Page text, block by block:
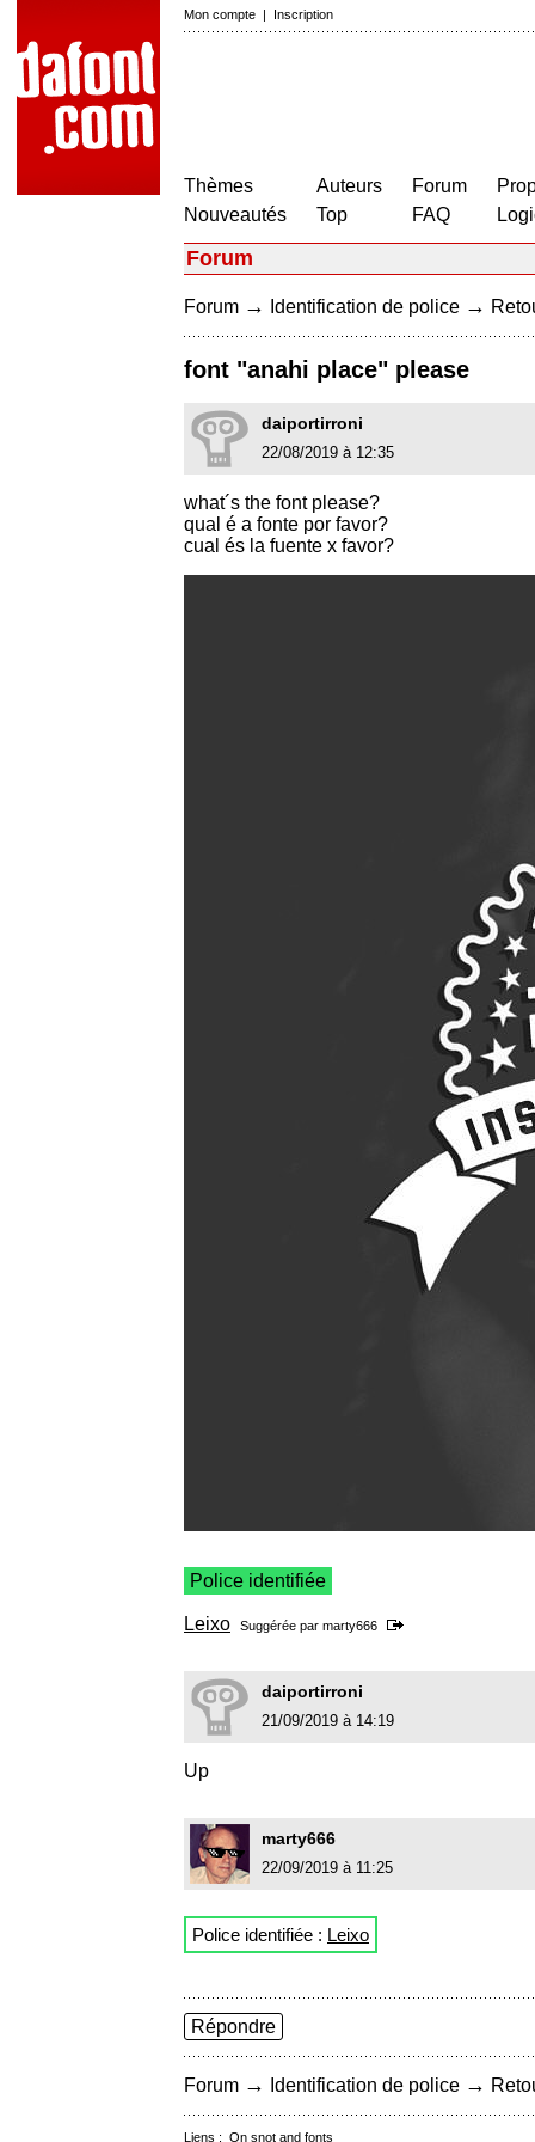
Mon compte | Inscription
Thèmes
Nouveautés
Auteurs
Top
Forum
FAQ
Forum
Forum → Identification de police →
font "anahi place" please
daiportirroni
22/08/2019 à 12:35
what´s the font please?
qual é a fonte por favor?
cual és la fuente x favor?
Police identifiée
Leixo Suggérée par marty666
daiportirroni
21/09/2019 à 14:19
Up
marty666
22/09/2019 à 11:25
Police identifiée : Leixo
Répondre
Forum → Identification de police →
Liens : On snot and fonts